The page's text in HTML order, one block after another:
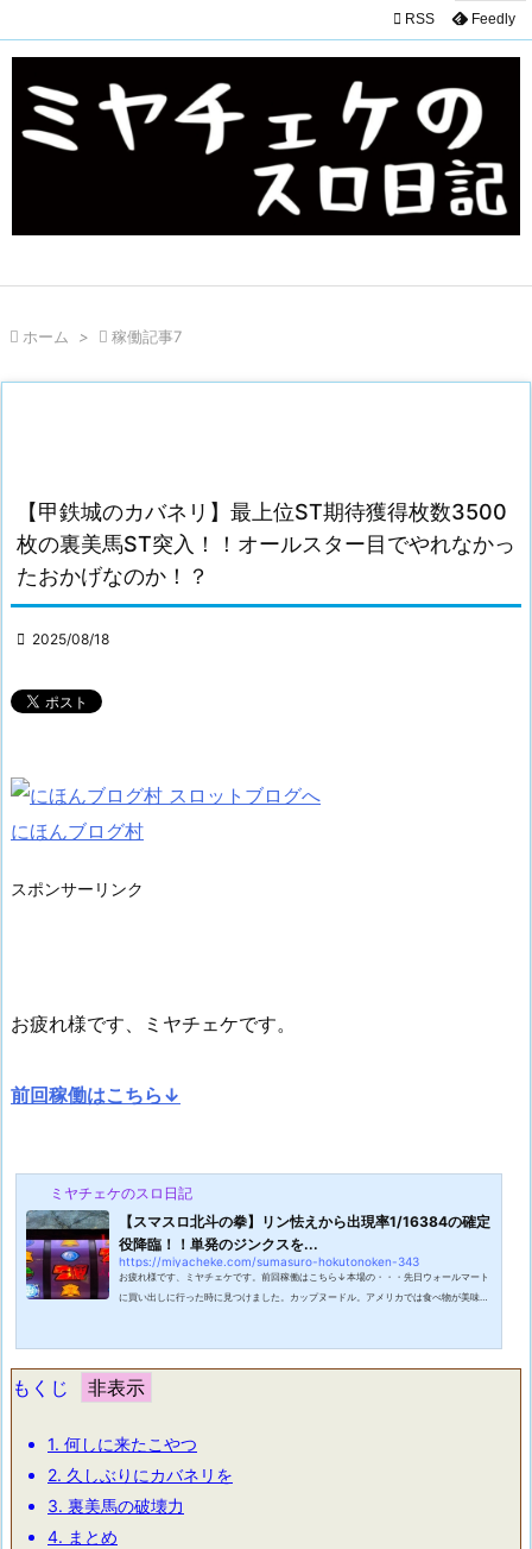
 RSS Feedly
 ホーム >  稼働記事7
【甲鉄城のカバネリ】最上位ST期待獲得枚数3500
枚の裏美馬ST突入！！オールスター目でやれなかっ
たおかげなのか！？
 2025/08/18
にほんブログ村
スポンサーリンク
お疲れ様です、ミヤチェケです。
前回稼働はこちら↓
ミヤチェケのスロ日記
【スマスロ北斗の拳】リン怯えから出現率1/16384の確定
役降臨！！単発のジンクスを...
https://miyacheke.com/sumasuro-hokutonoken-343
お疲れ様です、ミヤチェケです。前回稼働はこちら↓本場の・・・先日ウォールマート
に買い出しに行った時に見つけました。カップヌードル。アメリカでは食べ物が美味し
かありませんでした。カレー味は日本語で書かれているので安心感が違います。いざ実
食してみるとう・・・うまい！日...
もくじ
1. 何しに来たこやつ
2. 久しぶりにカバネリを
3. 裏美馬の破壊力
4. まとめ